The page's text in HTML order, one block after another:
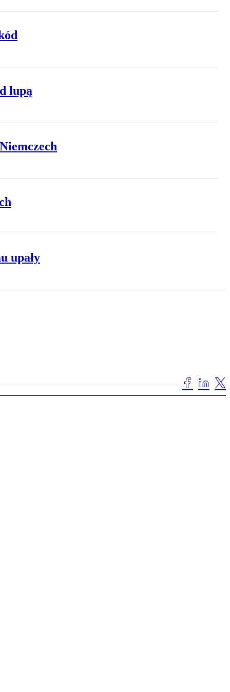
lupą
upały